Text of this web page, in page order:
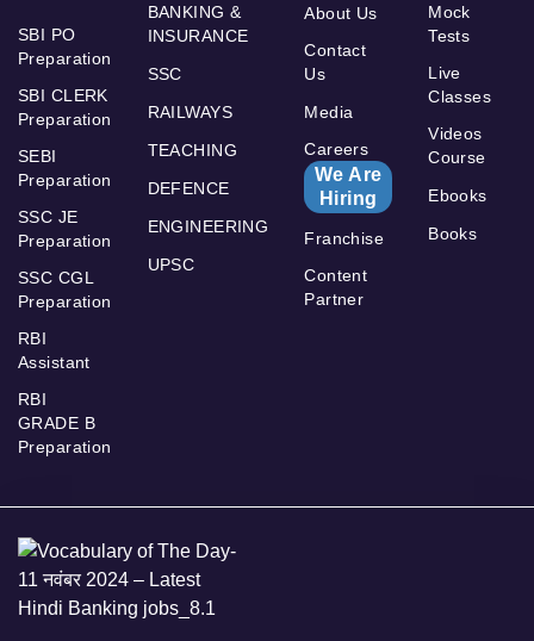
SBI PO
Preparation
SBI CLERK
Preparation
SEBI
Preparation
SSC JE
Preparation
SSC CGL
Preparation
RBI
Assistant
RBI
GRADE B
Preparation
BANKING &
INSURANCE
SSC
RAILWAYS
TEACHING
DEFENCE
ENGINEERING
UPSC
About Us
Contact
Us
Media
Careers
We Are
Hiring
Franchise
Content
Partner
Mock
Tests
Live
Classes
Videos
Course
Ebooks
Books